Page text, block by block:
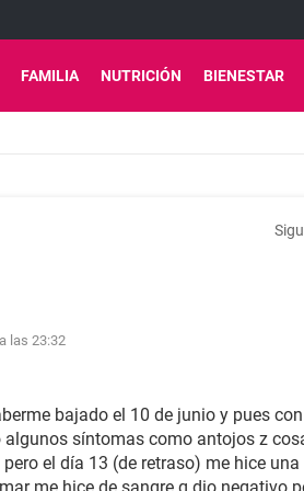
FAMILIA NUTRICIÓN BIENESTAR
las 23:32
bajado el 10 de junio y pues
síntomas como antojos z
el día 13 (de retraso) me hice una